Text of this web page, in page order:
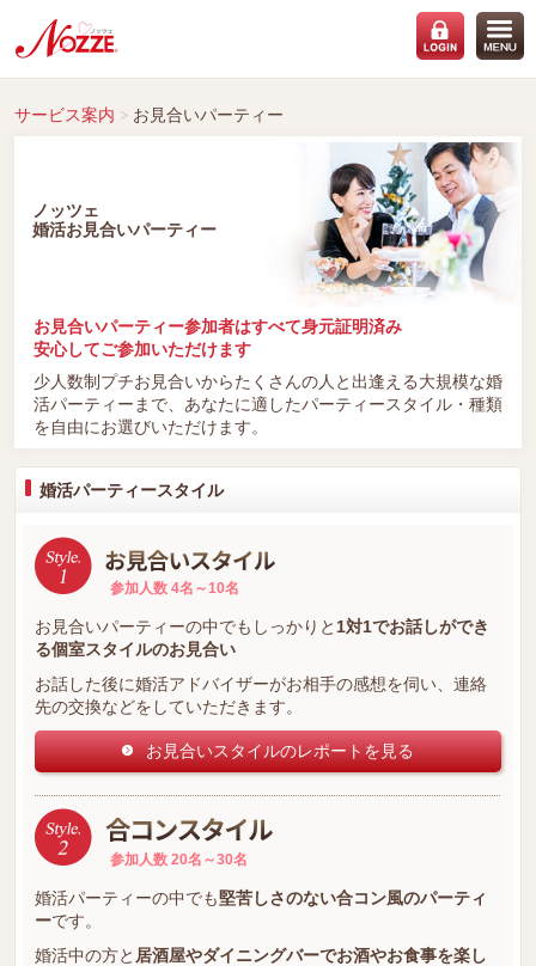
サービス案内 お見合いパーティー
ノッツェ
婚活お見合いパーティー
お見合いパーティー参加者はすべて身元証明済み
安心してご参加いただけます
少人数制プチお見合いからたくさんの人と出逢える大規模な婚
活パーティーまで、あなたに適したパーティースタイル・種類
を自由にお選びいただけます。
婚活パーティースタイル
参加人数 4名～10名
お見合いパーティーの中でもしっかりと 1対1でお話しができ
る個室スタイルのお見合い
お話した後に婚活アドバイザーがお相手の感想を伺い、連絡
先の交換などをしていただきます。
お見合いスタイルのレポートを見る
参加人数 20名～30名
婚活パーティーの中でも堅苦しさのない合コン風のパーティ
ーです。
婚活中の方と 居酒屋やダイニングバーでお酒やお食事を楽し